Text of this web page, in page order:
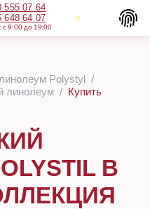
555 07 64
648 64 07
9:00 до 19:00
Polystyl
линолеум
Купить
В